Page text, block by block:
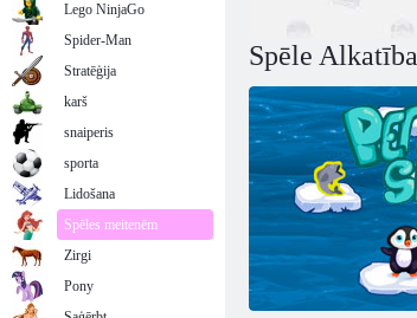
Spēle Alkatība
Lego NinjaGo
Spider-Man
Stratēģija
karš
snaiperis
sporta
Lidošana
Spēles meitenēm
Zirgi
Pony